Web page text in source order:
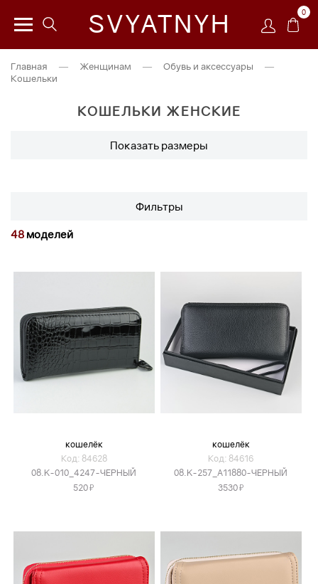
SVYATNYH 0
Главная — Женщинам — Обувь и аксессуары
—
Кошельки
КОШЕЛЬКИ ЖЕНСКИЕ
Показать размеры
Фильтры
48моделей
кошелёк
Код: 84628
08.K-010_4247-ЧЕРНЫЙ
520Я
кошелёк
Код: 84616
08.K-257_А11880-ЧЕРНЫЙ
3530Я